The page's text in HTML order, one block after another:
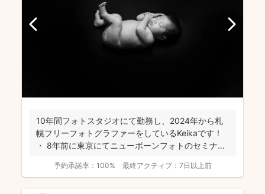
10年間フォトスタジオにて勤務し、2024年から札
幌フリーフォトグラファーをしているKeikaです！
・ 8年前に東京にてニューボーンフォトのセミナ
予約承諾率： 100% 最終アクティブ： 7日以上前